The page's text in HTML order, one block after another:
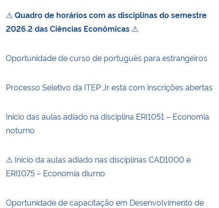
⚠ Quadro de horários com as disciplinas do semestre
2026.2 das Ciências Econômicas ⚠
Oportunidade de curso de português para estrangeiros
Processo Seletivo da ITEP Jr está com inscrições abertas
Início das aulas adiado na disciplina ERI1051 – Economia
noturno
⚠ Início da aulas adiado nas disciplinas CAD1000 e
ERI1075 – Economia diurno
Oportunidade de capacitação em Desenvolvimento de